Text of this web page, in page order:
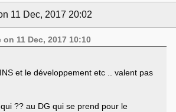
11 Dec, 2017 20:02
11 Dec, 2017 10:10
et le développement etc .. valent pas
?? au DG qui se prend pour le